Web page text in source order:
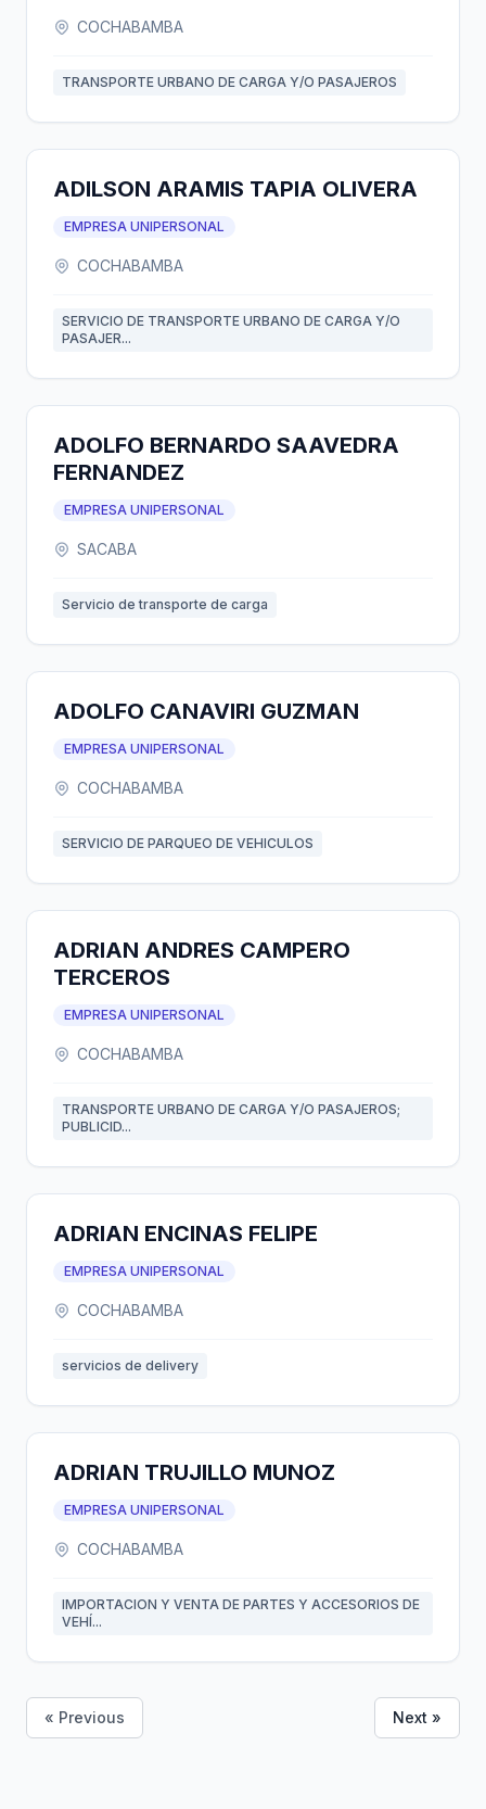
COCHABAMBA
TRANSPORTE URBANO DE CARGA Y/O PASAJEROS
ADILSON ARAMIS TAPIA OLIVERA
EMPRESA UNIPERSONAL
COCHABAMBA
SERVICIO DE TRANSPORTE URBANO DE CARGA Y/O
PASAJER...
ADOLFO BERNARDO SAAVEDRA
FERNANDEZ
EMPRESA UNIPERSONAL
SACABA
Servicio de transporte de carga
ADOLFO CANAVIRI GUZMAN
EMPRESA UNIPERSONAL
COCHABAMBA
SERVICIO DE PARQUEO DE VEHICULOS
ADRIAN ANDRES CAMPERO
TERCEROS
EMPRESA UNIPERSONAL
COCHABAMBA
TRANSPORTE URBANO DE CARGA Y/O PASAJEROS;
PUBLICID...
ADRIAN ENCINAS FELIPE
EMPRESA UNIPERSONAL
COCHABAMBA
servicios de delivery
ADRIAN TRUJILLO MUNOZ
EMPRESA UNIPERSONAL
COCHABAMBA
IMPORTACION Y VENTA DE PARTES Y ACCESORIOS DE
VEHÍ...
« Previous Next »